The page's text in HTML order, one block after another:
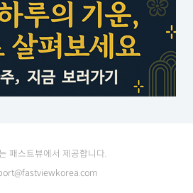
패스트뷰에서 제공합니다.